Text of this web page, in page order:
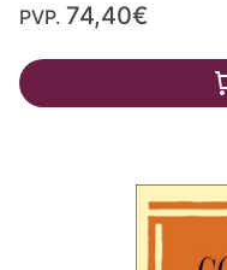
PVP. 74,40€